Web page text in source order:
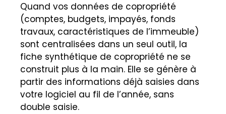
Quand vos données de copropriété
(comptes, budgets, impayés, fonds
travaux, caractéristiques de l’immeuble)
sont centralisées dans un seul outil, la
fiche synthétique de copropriété ne se
construit plus à la main. Elle se génère à
partir des informations déjà saisies dans
votre logiciel au fil de l’année, sans
double saisie.